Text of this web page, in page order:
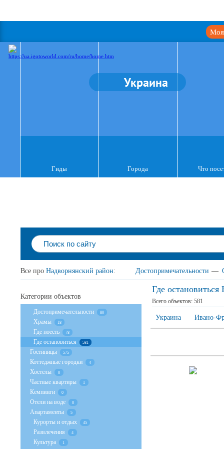
Моя
Украина
Гиды Города Что
Все про Надворнянский район: Достопримечательности —
Где
Всего объектов: 581
Украина Ивано-
Категории объектов
Достопримечательности 80
Храмы 18
Где поесть 78
Где остановиться 581
Гостиницы 575
Коттеджные городки 4
Хостелы 0
Частные квартиры 1
Кемпинги 0
Отели на воде 0
Апартаменты 5
Курорты и отдых 45
Развлечения 4
Культура 1